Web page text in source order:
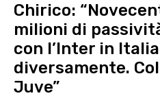
Chirico:
milioni di
con l’Inter in
diversamente.
Juve”